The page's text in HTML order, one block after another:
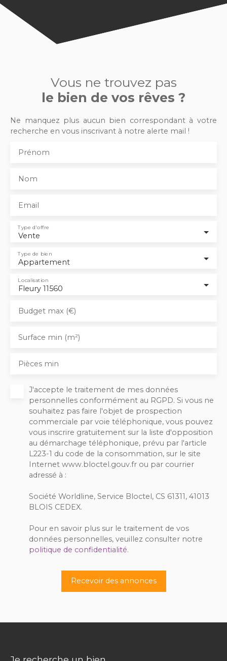
Vous ne trouvez pas
le bien de vos rêves ?
Ne manquez plus aucun bien correspondant à votre
recherche en vous inscrivant à notre alerte mail !
Prénom
Nom
Email
Vente
Type d'offre
Appartement
Type de bien
Fleury 11560
Localisation
Budget max (€)
Surface min (m²)
Pièces min
J'accepte le traitement de mes données
personnelles conformément au RGPD. Si vous ne
souhaitez pas faire l'objet de prospection
commerciale par voie téléphonique, vous pouvez
vous inscrire gratuitement sur la liste d'opposition
au démarchage téléphonique, prévu par l'article
L223-1 du code de la consommation, sur le site
Internet www.bloctel.gouv.fr ou par courrier
adressé à :
Société Worldline, Service Bloctel, CS 61311, 41013
BLOIS CEDEX.
Pour en savoir plus sur le traitement de vos
données personnelles, veuillez consulter notre
politique de confidentialité.
Recevoir des annonces